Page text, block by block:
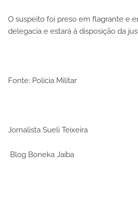
O suspeito foi preso em flagrante e
delegacia e estará à disposição da
Fonte: Polícia Militar
Jornalista Sueli Teixeira
Blog Boneka Jaíba